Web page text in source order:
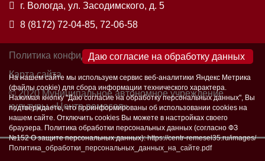
На нашем сайте мы используем сервис веб-аналитики Яндекс Метрика
(файлы cookie) для сбора информации технического характера.
Нажимая кнопку "Даю согласие на обработку персональных данных", Вы
подтверждаете, что проинформированы об использовании cookies на
нашем сайте. Отключить cookies Вы можете в настройках своего
браузера. Политика обработки персональных данных (согласно ФЗ
№152 О защите персональных данных):https://centr-remesel35.ru/images/
Политика_обработки_персональных_данных_на_сайте.pdf
г. Вологда, ул. Засодимского, д. 5
8 (8172) 72-04-85, 72-06-58
Политика конфиденциальности
Карта сайта
© 2020 Муниципальное автономное учреждение
культуры «Центр ремесел»